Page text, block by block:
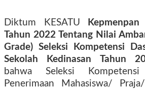
Diktum KESATU
Tahun 2022 Tentang Nilai
Grade) Seleksi Kompetensi
Sekolah Kedinasan Tahun
bahwa Seleksi
Penerimaan Mahasiswa/